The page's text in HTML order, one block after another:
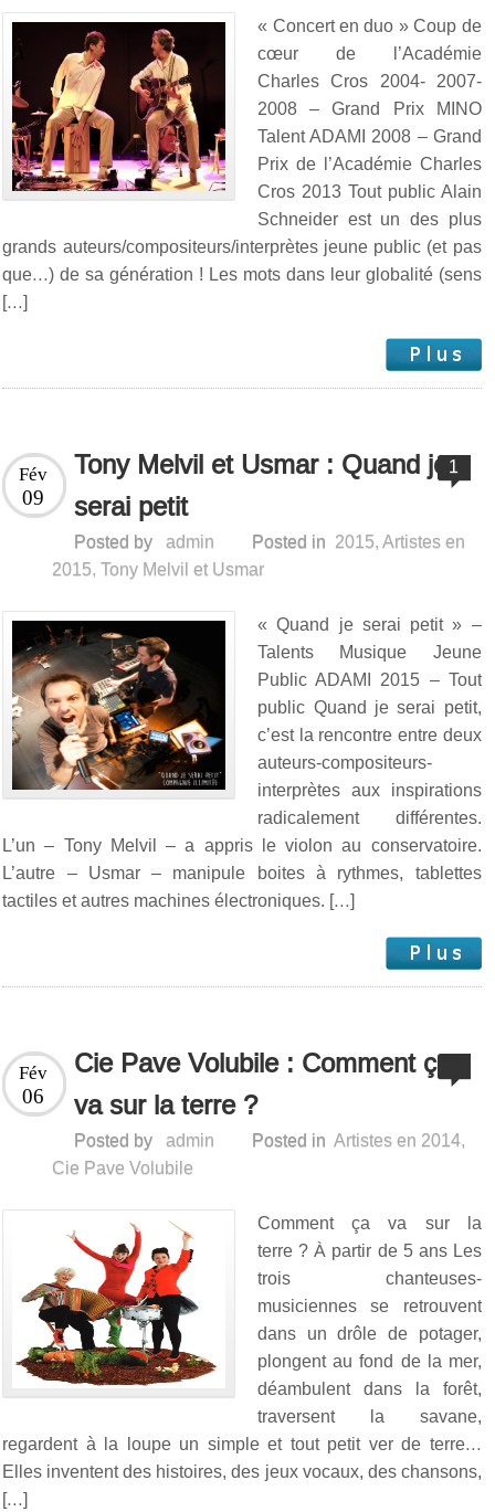
« Concert en duo » Coup de
cœur de l’Académie
Charles Cros 2004- 2007-
2008 – Grand Prix MINO
Talent ADAMI 2008 – Grand
Prix de l’Académie Charles
Cros 2013 Tout public Alain
Schneider est un des plus
grands auteurs/compositeurs/interprètes jeune public (et pas
que…) de sa génération ! Les mots dans leur globalité (sens
[…]
Tony Melvil et Usmar : Quand je
serai petit
Fév
09
Posted by admin Posted in 2015,Artistes en
2015,Tony Melvil et Usmar
1
« Quand je serai petit » –
Talents Musique Jeune
Public ADAMI 2015 – Tout
public Quand je serai petit,
c’est la rencontre entre deux
auteurs-compositeurs-
interprètes aux inspirations
radicalement différentes.
L’un – Tony Melvil – a appris le violon au conservatoire.
L’autre – Usmar – manipule boites à rythmes, tablettes
tactiles et autres machines électroniques. […]
Cie Pave Volubile : Comment ça
va sur la terre ?
Fév
06
Posted by admin Posted in Artistes en 2014,
Cie Pave Volubile
Comment ça va sur la
terre ? À partir de 5 ans Les
trois chanteuses-
musiciennes se retrouvent
dans un drôle de potager,
plongent au fond de la mer,
déambulent dans la forêt,
traversent la savane,
regardent à la loupe un simple et tout petit ver de terre…
Elles inventent des histoires, des jeux vocaux, des chansons,
[…]